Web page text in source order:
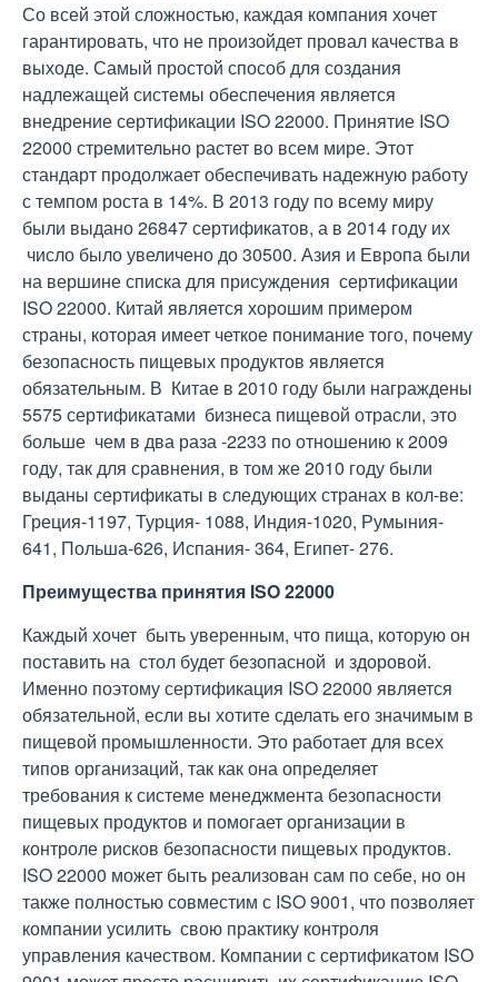
Со всей этой сложностью, каждая компания хочет
гарантировать, что не произойдет провал качества в
выходе. Самый простой способ для создания
надлежащей системы обеспечения является
внедрение сертификации ISO 22000. Принятие ISO
22000 стремительно растет во всем мире. Этот
стандарт продолжает обеспечивать надежную работу
с темпом роста в 14%. В 2013 году по всему миру
были выдано 26847 сертификатов, а в 2014 году их
число было увеличено до 30500. Азия и Европа были
на вершине списка для присуждения сертификации
ISO 22000. Китай является хорошим примером
страны, которая имеет четкое понимание того, почему
безопасность пищевых продуктов является
обязательным. В Китае в 2010 году были награждены
5575 сертификатами бизнеса пищевой отрасли, это
больше чем в два раза -2233 по отношению к 2009
году, так для сравнения, в том же 2010 году были
выданы сертификаты в следующих странах в кол-ве:
Греция-1197, Турция- 1088, Индия-1020, Румыния-
641, Польша-626, Испания- 364, Египет- 276.
Преимущества принятия ISO 22000
Каждый хочет быть уверенным, что пища, которую он
поставить на стол будет безопасной и здоровой.
Именно поэтому сертификация ISO 22000 является
обязательной, если вы хотите сделать его значимым в
пищевой промышленности. Это работает для всех
типов организаций, так как она определяет
требования к системе менеджмента безопасности
пищевых продуктов и помогает организации в
контроле рисков безопасности пищевых продуктов.
ISO 22000 может быть реализован сам по себе, но он
также полностью совместим с ISO 9001, что позволяет
компании усилить свою практику контроля
управления качеством. Компании с сертификатом ISO